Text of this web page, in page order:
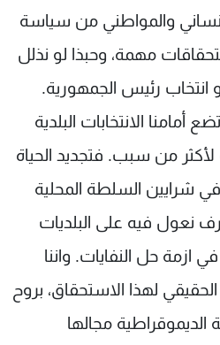
والمواطني من سياسة
مهمة، وحبذا لو نذلل
انتخاب رئيس الجمهورية.
أمامنا الانتخابات البلدية
لأكثر من سبب. فتجديد الحياة
في شرايين السلطة المحلية
فيه على البلديات
ازمة حل النفايات. واننا
لهذا الاستحقاق، بروح
الديموقراطية مجالها